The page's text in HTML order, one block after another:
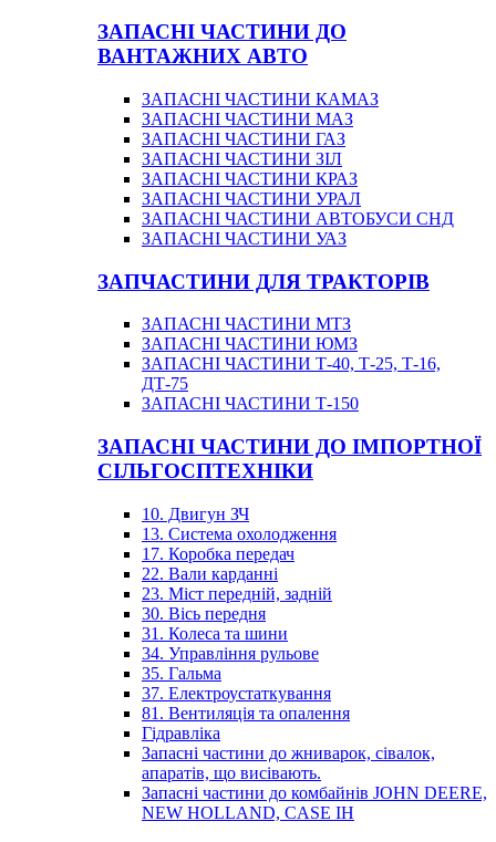
ЗАПАСНІ ЧАСТИНИ ДО
ВАНТАЖНИХ АВТО
ЗАПАСНІ ЧАСТИНИ КАМАЗ
ЗАПАСНІ ЧАСТИНИ МАЗ
ЗАПАСНІ ЧАСТИНИ ГАЗ
ЗАПАСНІ ЧАСТИНИ ЗІЛ
ЗАПАСНІ ЧАСТИНИ КРАЗ
ЗАПАСНІ ЧАСТИНИ УРАЛ
ЗАПАСНІ ЧАСТИНИ АВТОБУСИ СНД
ЗАПАСНІ ЧАСТИНИ УАЗ
ЗАПЧАСТИНИ ДЛЯ ТРАКТОРІВ
ЗАПАСНІ ЧАСТИНИ МТЗ
ЗАПАСНІ ЧАСТИНИ ЮМЗ
ЗАПАСНІ ЧАСТИНИ Т-40, Т-25, Т-16,
ДТ-75
ЗАПАСНІ ЧАСТИНИ Т-150
ЗАПАСНІ ЧАСТИНИ ДО ІМПОРТНОЇ
СІЛЬГОСПТЕХНІКИ
10. Двигун ЗЧ
13. Система охолодження
17. Коробка передач
22. Вали карданні
23. Міст передній, задній
30. Вісь передня
31. Колеса та шини
34. Управління рульове
35. Гальма
37. Електроустаткування
81. Вентиляція та опалення
Гідравліка
Запасні частини до жниварок, сівалок,
апаратів, що висівають.
Запасні частини до комбайнів JOHN DEERE,
NEW HOLLAND, CASE IH